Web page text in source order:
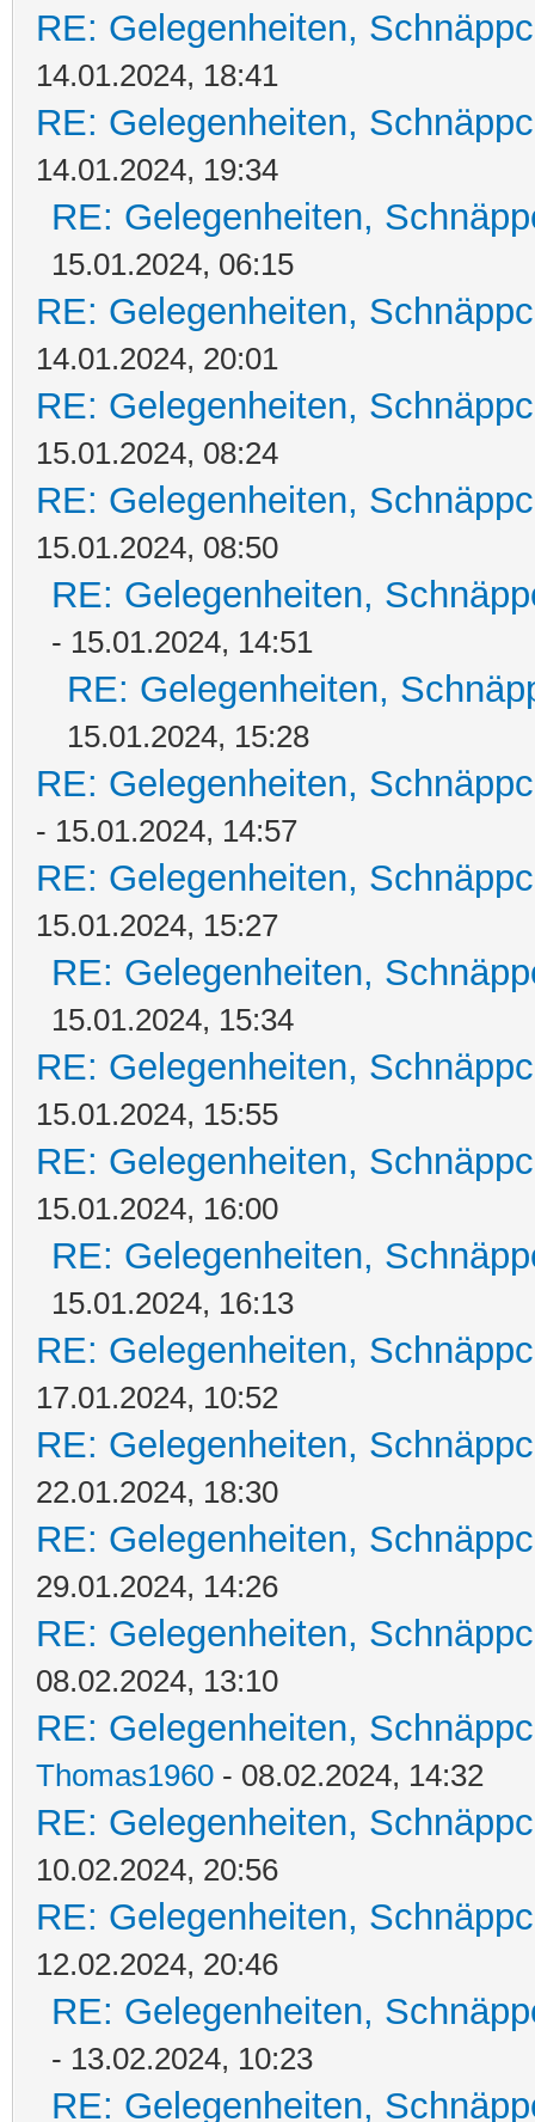
RE: Gelegenheiten,
14.01.2024, 18:41
RE: Gelegenheiten,
14.01.2024, 19:34
RE: Gelegenheiten,
15.01.2024, 06:15
RE: Gelegenheiten,
14.01.2024, 20:01
RE: Gelegenheiten,
15.01.2024, 08:24
RE: Gelegenheiten,
15.01.2024, 08:50
RE: Gelegenheiten,
- 15.01.2024, 14:51
RE: Gelegenheiten,
15.01.2024, 15:28
RE: Gelegenheiten,
- 15.01.2024, 14:57
RE: Gelegenheiten,
15.01.2024, 15:27
RE: Gelegenheiten,
15.01.2024, 15:34
RE: Gelegenheiten,
15.01.2024, 15:55
RE: Gelegenheiten,
15.01.2024, 16:00
RE: Gelegenheiten,
15.01.2024, 16:13
RE: Gelegenheiten,
17.01.2024, 10:52
RE: Gelegenheiten,
22.01.2024, 18:30
RE: Gelegenheiten,
29.01.2024, 14:26
RE: Gelegenheiten,
08.02.2024, 13:10
RE: Gelegenheiten,
Thomas1960 - 08.02.2024, 14:32
RE: Gelegenheiten,
10.02.2024, 20:56
RE: Gelegenheiten,
12.02.2024, 20:46
RE: Gelegenheiten,
- 13.02.2024, 10:23
RE: Gelegenheiten,